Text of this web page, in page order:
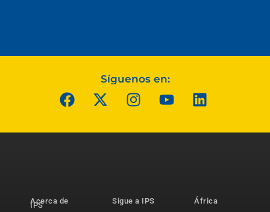
Síguenos en:
Acerca de
IPS
Sigue a IPS
África